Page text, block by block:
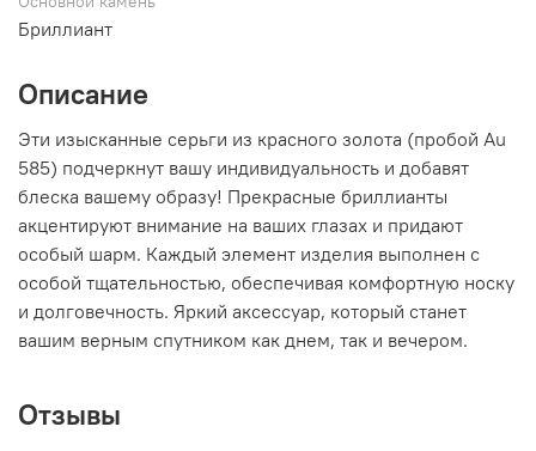
Бриллиант
Описание
Эти изысканные серьги из красного золота (пробой Au
585) подчеркнут вашу индивидуальность и добавят
блеска вашему образу! Прекрасные бриллианты
акцентируют внимание на ваших глазах и придают
особый шарм. Каждый элемент изделия выполнен с
особой тщательностью, обеспечивая комфортную носку
и долговечность. Яркий аксессуар, который станет
вашим верным спутником как днем, так и вечером.
Отзывы